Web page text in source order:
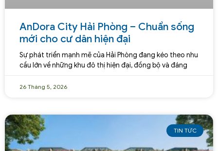
AnDora City Hải Phòng – Chuẩn sống
mới cho cư dân hiện đại
Sự phát triển mạnh mẽ của Hải Phòng đang kéo theo nhu
cầu lớn về những khu đô thị hiện đại, đồng bộ và đáng
26 Tháng 5, 2026
TIN TỨC